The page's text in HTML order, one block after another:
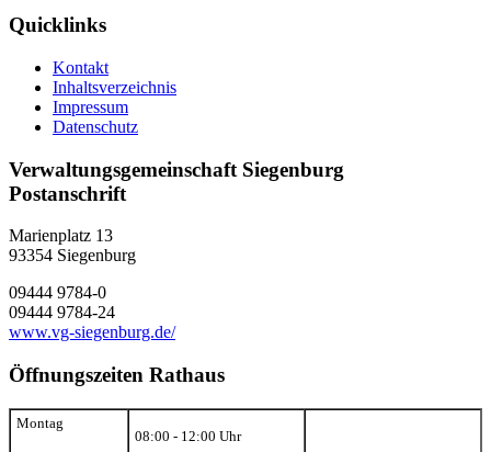
Quicklinks
Kontakt
Inhaltsverzeichnis
Impressum
Datenschutz
Verwaltungsgemeinschaft Siegenburg
Postanschrift
Marienplatz 13
93354 Siegenburg
09444 9784-0
09444 9784-24
www.vg-siegenburg.de/
Öffnungszeiten Rathaus
Montag
08:00 - 12:00 Uhr